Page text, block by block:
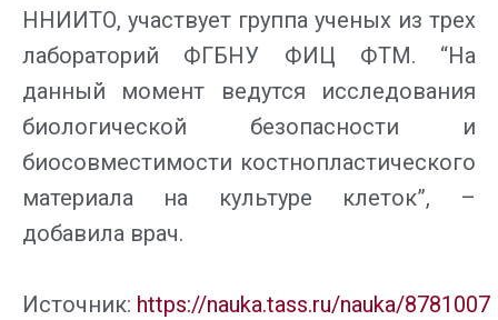
ННИИТО, участвует группа ученых из трех
лабораторий ФГБНУ ФИЦ ФТМ. “На
данный момент ведутся исследования
биологической безопасности и
биосовместимости костнопластического
материала на культуре клеток”, –
добавила врач.
Источник: https://nauka.tass.ru/nauka/8781007